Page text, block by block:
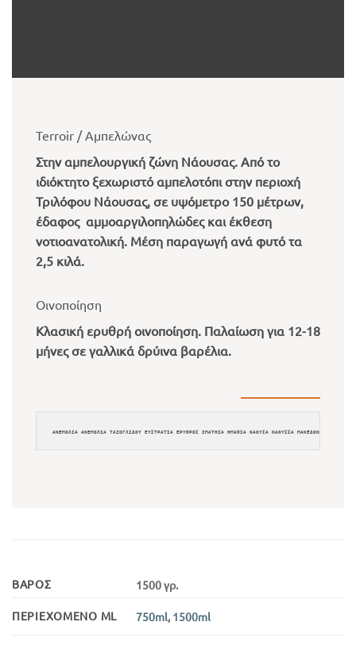
Terroir / Αμπελώνας
Στην αμπελουργική ζώνη Νάουσας. Από το
ιδιόκτητο ξεχωριστό αμπελοτόπι στην περιοχή
Τριλόφου Νάουσας, σε υψόμετρο 150 μέτρων,
έδαφος αμμοαργιλοπηλώδες και έκθεση
νοτιοανατολική. Μέση παραγωγή ανά φυτό τα
2,5 κιλά.
Οινοποίηση
Κλασική ερυθρή οινοποίηση. Παλαίωση για 12-18
μήνες σε γαλλικά δρύινα βαρέλια.
ΑΝΕΜΟΛΙΑ ΑΝΕΜΟΛΙΑ ΤΑΖΟΓΛΙΔΟΥ ΕΥΣΤΡΑΤΙΑ ΕΡΥΘΡΟΣ IMATHIA ΗΜΑΘΙΑ ΝΑΟΥΣΑ ΝΑΟΥΣΣΑ ΜΑΚΕΔΟΝΙΑ NAOYSA
ΒΆΡΟΣ 1500 γρ.
ΠΕΡΙΕΧΌΜΕΝΟ ML 750ml, 1500ml